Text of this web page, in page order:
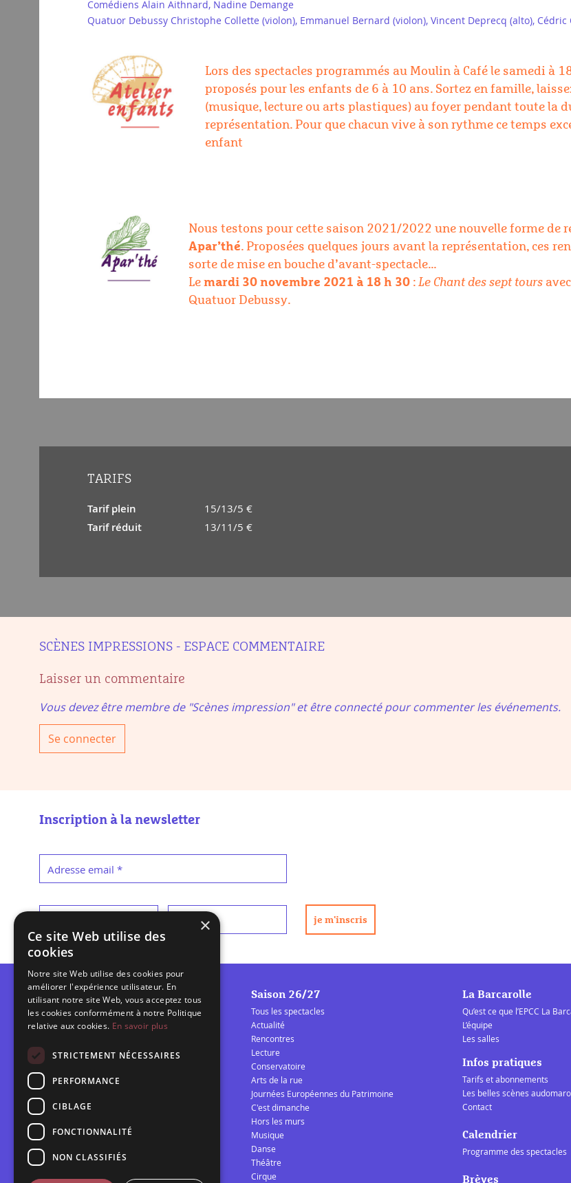
Comédiens Alain Aithnard, Nadine Demange
Quatuor Debussy Christophe Collette (violon), Emmanuel Bernard (violon), Vincent Deprecq (alto), Cédric
Lors des spectacles programmés au Moulin à Café le samedi à
proposés pour les enfants de 6 à 10 ans. Sortez en famille,
(musique, lecture ou arts plastiques) au foyer pendant toute la
représentation. Pour que chacun vive à son rythme ce temps
enfant
Nous testons pour cette saison 2021/2022 une nouvelle forme de
Apar’thé. Proposées quelques jours avant la représentation, ces
sorte de mise en bouche d’avant-spectacle…
Le mardi 30 novembre 2021 à 18 h 30 : Le Chant des sept tours
Quatuor Debussy.
TARIFS
Tarif plein 15/13/5 €
Tarif réduit 13/11/5 €
SCÈNES IMPRESSIONS - ESPACE COMMENTAIRE
Laisser un commentaire
Vous devez être membre de "Scènes impression" et être connecté pour commenter les événements.
Se connecter
Inscription à la newsletter
Adresse email *
*
La Barcarolle
Établissement Public de
Coopération Culturelle
spectacle vivant Audomarois
Saison 26/27
Tous les spectacles
Actualité
Rencontres
Lecture
Conservatoire
Arts de la rue
Journées Européennes du Patrimoine
C'est dimanche
Hors les murs
Musique
Danse
Théâtre
Cirque
La Barcarolle
Qu’est ce que l’EPCC La
L’équipe
Les salles
Infos pratiques
Tarifs et abonnements
Les belles scènes
Contact
Calendrier
Programme des spectacles
Brèves
×
Ce site Web utilise des
cookies
Notre site Web utilise des cookies pour
améliorer l'expérience utilisateur. En
utilisant notre site Web, vous acceptez tous
les cookies conformément à notre Politique
relative aux cookies. En savoir plus
STRICTEMENT NÉCESSAIRES
PERFORMANCE
CIBLAGE
FONCTIONNALITÉ
NON CLASSIFIÉS